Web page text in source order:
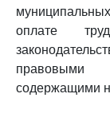
оплате
правовыми
содержащими